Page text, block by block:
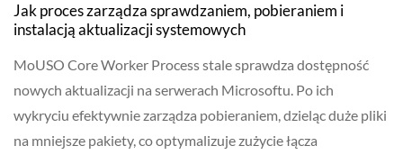
Jak proces zarządza sprawdzaniem, pobieraniem i
instalacją aktualizacji systemowych
MoUSO Core Worker Process stale sprawdza dostępność
nowych aktualizacji na serwerach Microsoftu. Po ich
wykryciu efektywnie zarządza pobieraniem, dzieląc duże pliki
na mniejsze pakiety, co optymalizuje zużycie łącza